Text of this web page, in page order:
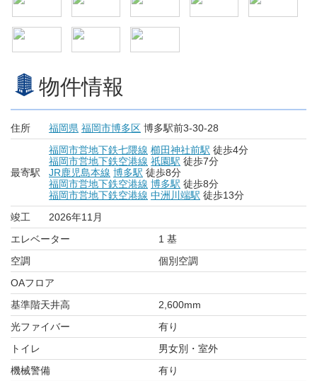
物件情報
住所 福岡県 福岡市博多区 博多駅前3-30-28
最寄駅
福岡市営地下鉄七隈線 櫛田神社前駅 徒歩4分
福岡市営地下鉄空港線 祇園駅 徒歩7分
JR鹿児島本線 博多駅 徒歩8分
福岡市営地下鉄空港線 博多駅 徒歩8分
福岡市営地下鉄空港線 中洲川端駅 徒歩13分
竣工
2026年11月
エレベーター
1 基
空調
個別空調
OAフロア
基準階天井高
2,600mm
光ファイバー
有り
トイレ
男女別・室外
機械警備
有り